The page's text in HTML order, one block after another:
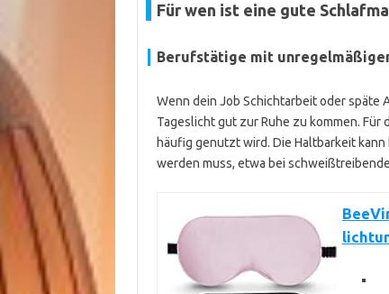
Für wen ist eine gute
Berufstätige mit
Wenn dein Job Schichtarbeit oder späte
Tageslicht gut zur Ruhe zu kommen.
häufig genutzt wird. Die Haltbarkeit
werden muss, etwa bei